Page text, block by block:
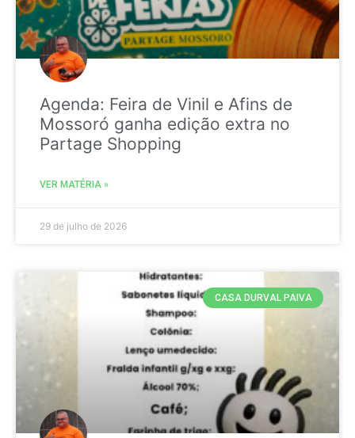
Agenda: Feira de Vinil e Afins de
Mossoró ganha edição extra no
Partage Shopping
VER MATÉRIA »
29 de julho de 2026
CASA DURVAL PAIVA